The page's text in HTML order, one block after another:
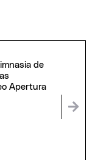
de
Apertura